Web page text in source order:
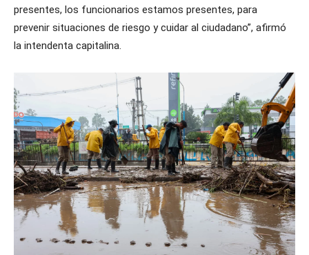
presentes, los funcionarios estamos presentes, para
prevenir situaciones de riesgo y cuidar al ciudadano”, afirmó
la intendenta capitalina.